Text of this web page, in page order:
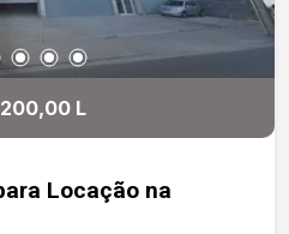
instalar seu negócio em
com
Agende já sua visita e
espaço!
L
Locação na